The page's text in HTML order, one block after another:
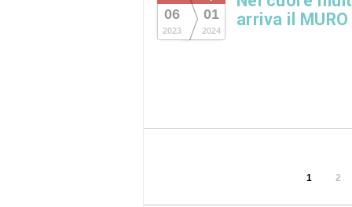
06
2023
01
2024
arriva il
1 2